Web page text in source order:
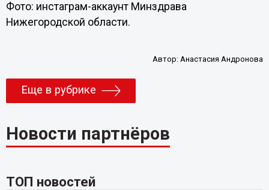
Фото: инстаграм-аккаунт Минздрава
Нижегородской области.
Автор:Анастасия Андронова
Еще в рубрике
Новости партнёров
ТОП новостей